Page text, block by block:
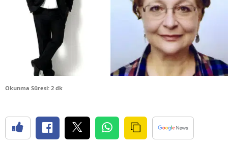
Burdur
Bursa
Çanakkale
Çankırı
Denizli
Diyarbakır
Okunma Süresi: 2 dk